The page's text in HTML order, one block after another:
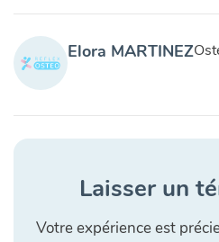
Elora MARTINEZ
Laisser un
Votre expérience est